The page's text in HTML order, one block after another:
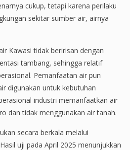
cukup, tetapi karena perilaku
sekitar sumber air, airnya
Kawasi tidak beririsan dengan
tambang, sehingga relatif
Pemanfaatan air pun
digunakan untuk kebutuhan
industri memanfaatkan air
dan tidak menggunakan air tanah.
secara berkala melalui
uji pada April 2025 menunjukkan